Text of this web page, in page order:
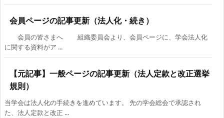
会員ページの記事更新（法人化・続き）
会員の皆さまへ 組織委員会より、会員ページに、学会法人化
に関する資料がア ...
【元記事】一般ページの記事更新（法人定款と改正選挙
規則）
当学会は法人化の手続きを進めています。 先の学会総会で承認され
た、法人定款と改正 ...